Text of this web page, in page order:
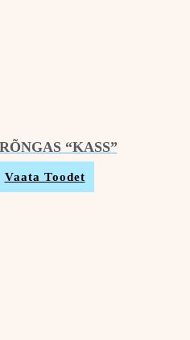
“KASS”
Vaata Toodet